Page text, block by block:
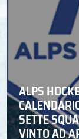
ALPS
SETTE
VINTO AD